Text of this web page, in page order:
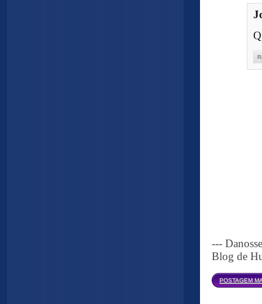
---
Blog de
POSTAGEM